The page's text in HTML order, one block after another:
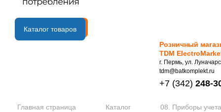
B2B портал
Каталог товаров
Розничный
TDM
г. Пермь, ул.
tdm@batkomplekt.ru
+7 (342) 248-
Главная страница Каталог
08. Приборы